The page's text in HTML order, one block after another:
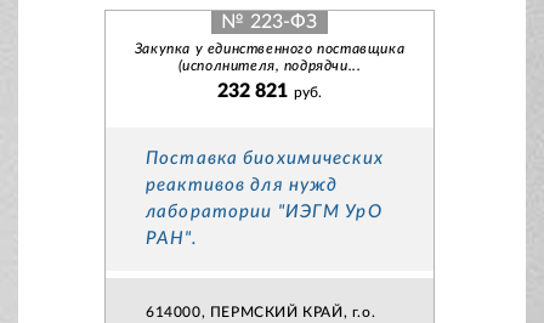
№ 223-ФЗ
Закупка у единственного поставщика
(исполнителя, подрядчи...
232 821 руб.
Поставка биохимических
реактивов для нужд
лаборатории "ИЭГМ УрО
РАН".
614000, ПЕРМСКИЙ КРАЙ, г.о.